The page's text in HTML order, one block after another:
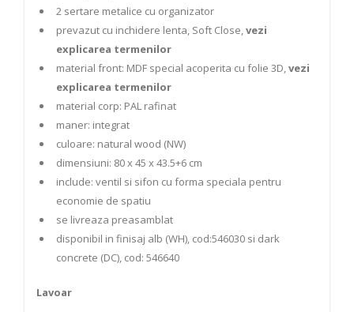
2 sertare metalice cu organizator
prevazut cu inchidere lenta, Soft Close,vezi
explicarea termenilor
material front: MDF special acoperita cu folie 3D,vezi
explicarea termenilor
material corp: PAL rafinat
maner: integrat
culoare: natural wood (NW)
dimensiuni: 80 x 45 x 43.5+6 cm
include: ventil si sifon cu forma speciala pentru
economie de spatiu
se livreaza preasamblat
disponibil in finisaj alb (WH), cod:546030 si dark
concrete (DC), cod: 546640
Lavoar